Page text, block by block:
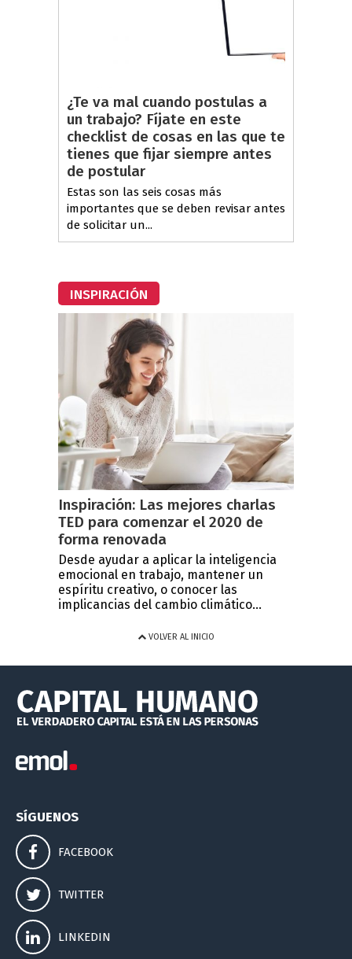
¿Te va mal cuando postulas a
un trabajo? Fíjate en este
checklist de cosas en las que te
tienes que fijar siempre antes
de postular
Estas son las seis cosas más
importantes que se deben revisar antes
de solicitar un...
INSPIRACIÓN
Inspiración: Las mejores charlas
TED para comenzar el 2020 de
forma renovada
Desde ayudar a aplicar la inteligencia
emocional en trabajo, mantener un
espíritu creativo, o conocer las
implicancias del cambio climático...
VOLVER AL INICIO
SÍGUENOS
FACEBOOK
TWITTER
LINKEDIN